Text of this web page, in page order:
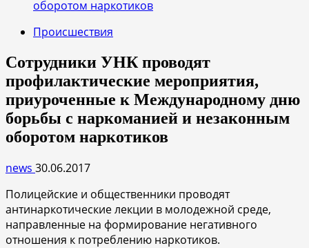
оборотом наркотиков
Происшествия
Сотрудники УНК проводят
профилактические мероприятия,
приуроченные к Международному дню
борьбы с наркоманией и незаконным
оборотом наркотиков
news 30.06.2017
Полицейские и общественники проводят
антинаркотические лекции в молодежной среде,
направленные на формирование негативного
отношения к потреблению наркотиков.